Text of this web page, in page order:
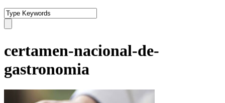
certamen-nacional-de-
gastronomia